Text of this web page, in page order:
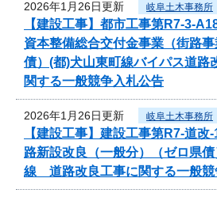
2026年1月26日更新 岐阜土木事務所
【建設工事】都市工事第R7-3-
資本整備総合交付金事業（街路
債）(都)犬山東町線バイパス道路
関する一般競争入札公告
2026年1月26日更新 岐阜土木事務所
【建設工事】建設工事第R7-道
路新設改良（一般分）（ゼロ県
線 道路改良工事に関する一般競